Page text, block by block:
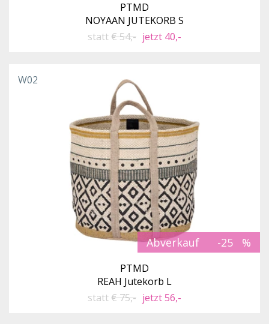
PTMD
NOYAAN JUTEKORB S
statt€ 54,- jetzt 40,-
Abverkauf -25
W02
PTMD
REAH Jutekorb L
statt€ 75,- jetzt 56,-